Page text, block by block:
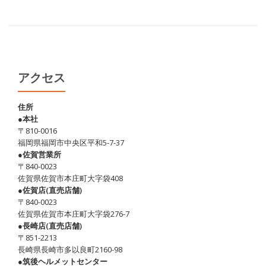
アクセス
住所
●本社
〒810-0016
福岡県福岡市中央区平和5-7-37
●佐賀営業所
〒840-0023
佐賀県佐賀市本庄町大字袋408
●佐賀店(直売店舗)
〒840-0023
佐賀県佐賀市本庄町大字袋276-7
●長崎店(直売店舗)
〒851-2213
長崎県長崎市多以良町2160-98
●筑後ヘルメットセンター